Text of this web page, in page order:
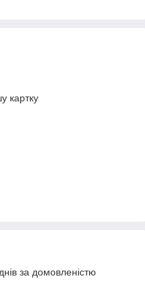
картку
за домовленістю